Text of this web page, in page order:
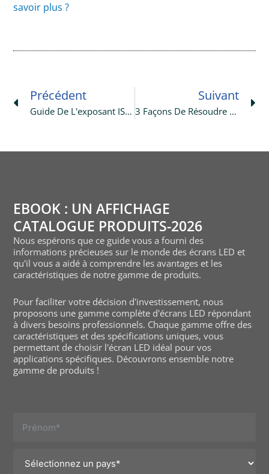
savoir plus ?
Précédent
Guide De L'exposant ISLE 2021
Suivant
3 Façons De Résoudre L'effet Moiré Sur Les Écrans LED
EBOOK : UN AFFICHAGE
CATALOGUE PRODUITS-2026
Nous espérons que ce guide vous a fourni des
informations précieuses sur le monde des écrans LED et
qu'il vous a aidé à comprendre les avantages et les
caractéristiques de notre gamme de produits.
Pour faciliter votre décision d'investissement, nous
proposons une gamme complète d'écrans LED répondant
à divers besoins professionnels. Chaque gamme offre des
caractéristiques et des spécifications uniques, vous
permettant de choisir l'écran LED idéal pour vos
applications spécifiques. Découvrons ensemble notre
gamme de produits !